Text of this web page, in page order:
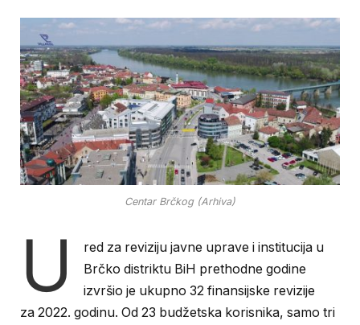
Centar Brčkog (Arhiva)
U
red za reviziju javne uprave i institucija u
Brčko distriktu BiH prethodne godine
izvršio je ukupno 32 finansijske revizije
za 2022. godinu. Od 23 budžetska korisnika, samo tri